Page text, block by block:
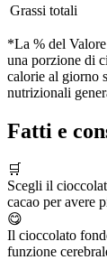
Grassi totali
*La % del
una porzione di
calorie al giorno
nutrizionali
Fatti e
🛒
Scegli il
cacao per avere
😋
Il cioccolato
funzione